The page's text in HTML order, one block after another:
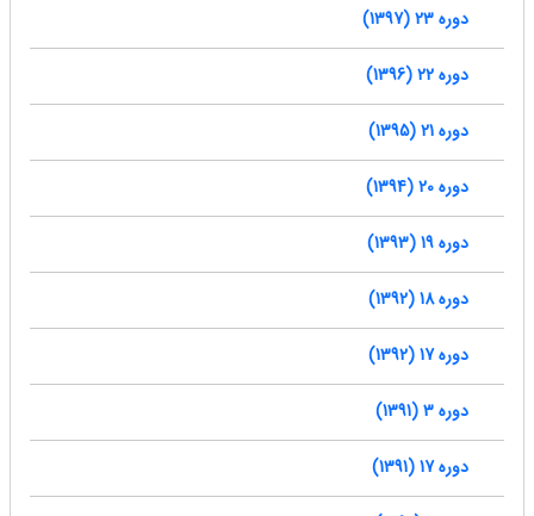
دوره 23 (1397)
دوره 22 (1396)
دوره 21 (1395)
دوره 20 (1394)
دوره 19 (1393)
دوره 18 (1392)
دوره 17 (1392)
دوره 3 (1391)
دوره 17 (1391)